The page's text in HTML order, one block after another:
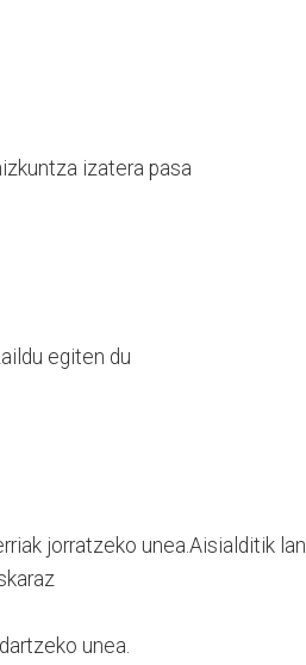
izatera pasa
egiten du
jorratzeko unea.Aisialditik lan
unea.